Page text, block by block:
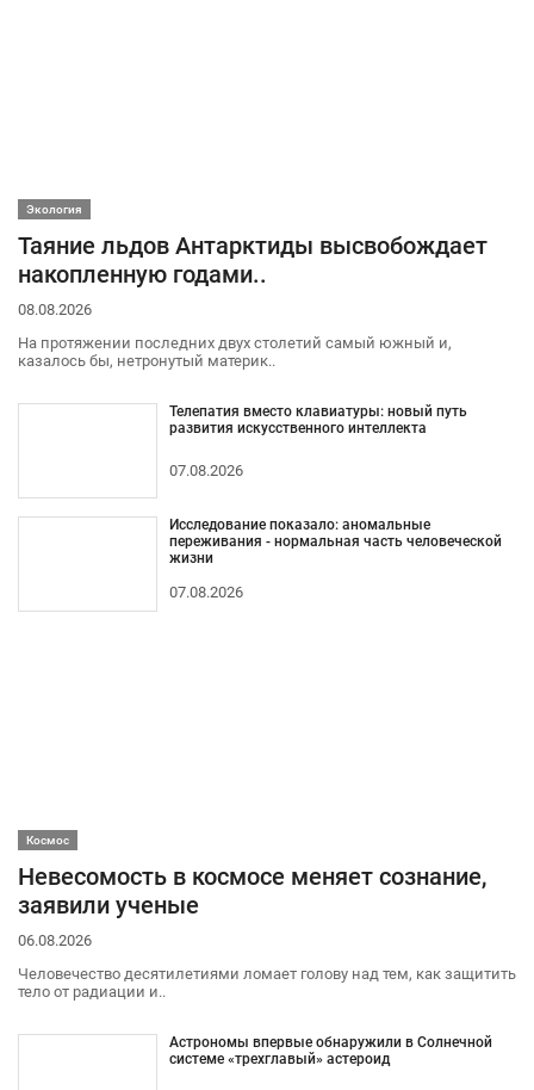
Экология
Таяние льдов Антарктиды высвобождает
накопленную годами..
08.08.2026
На протяжении последних двух столетий самый южный и,
казалось бы, нетронутый материк..
Телепатия вместо клавиатуры: новый путь
развития искусственного интеллекта
07.08.2026
Исследование показало: аномальные
переживания - нормальная часть человеческой
жизни
07.08.2026
Космос
Невесомость в космосе меняет сознание,
заявили ученые
06.08.2026
Человечество десятилетиями ломает голову над тем, как защитить
тело от радиации и..
Астрономы впервые обнаружили в Солнечной
системе «трехглавый» астероид